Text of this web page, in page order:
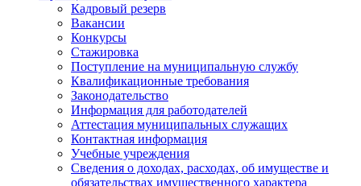
Кадровый резерв
Вакансии
Конкурсы
Стажировка
Поступление на муниципальную службу
Квалификационные требования
Законодательство
Информация для работодателей
Аттестация муниципальных служащих
Контактная информация
Учебные учреждения
Сведения о доходах, расходах, об имуществе и
обязательствах имущественного характера